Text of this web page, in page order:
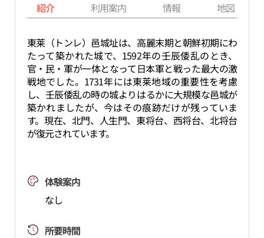
紹介 利用案内 情報 地図
東莱（トンレ）邑城址は、高麗末期と朝鮮初期にわ
たって築かれた城で、1592年の壬辰倭乱のとき、
官・民・軍が一体となって日本軍と戦った最大の激
戦地でした。1731年には東莱地域の重要性を考慮
し、壬辰倭乱の時の城よりはるかに大規模な邑城が
築かれましたが、今はその痕跡だけが残っていま
す。現在、北門、人生門、東将台、西将台、北将台
が復元されています。
体験案内
なし
所要時間